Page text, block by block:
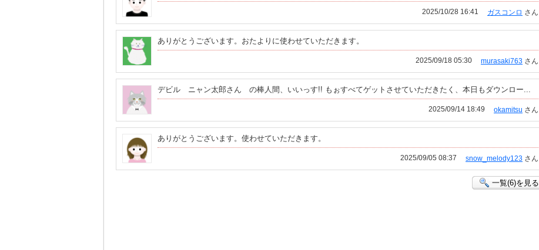
ガスコンロ さん
2025/10/28 16:41
ありがとうございます。おたよりに使わせていただきます。
murasaki763 さん
2025/09/18 05:30
デビル ニャン太郎さん の棒人間、いいっす!! もぉすべてゲットさせていただきたく、本日もダウンロー...
okamitsu さん
2025/09/14 18:49
ありがとうございます。使わせていただきます。
snow_melody123 さん
2025/09/05 08:37
一覧(6)を見る